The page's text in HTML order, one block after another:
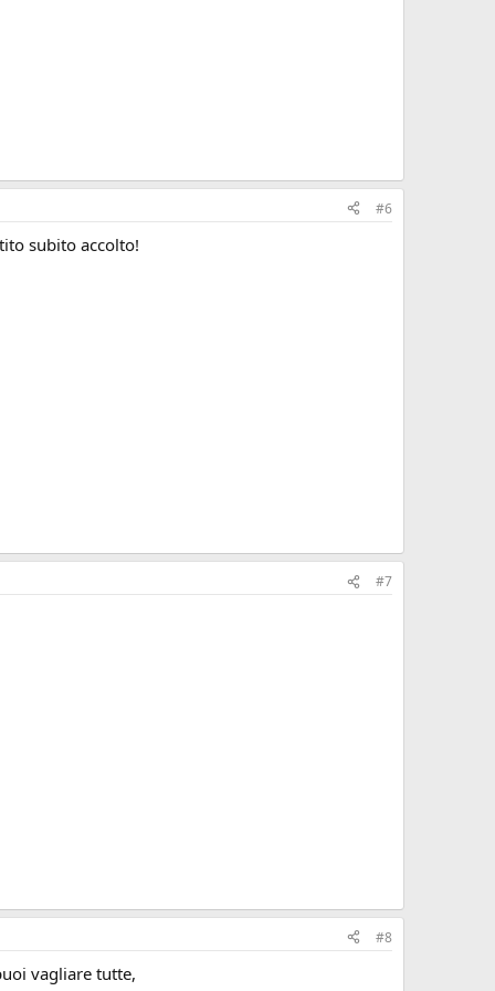
#6
subito accolto!
#7
#8
vagliare tutte,